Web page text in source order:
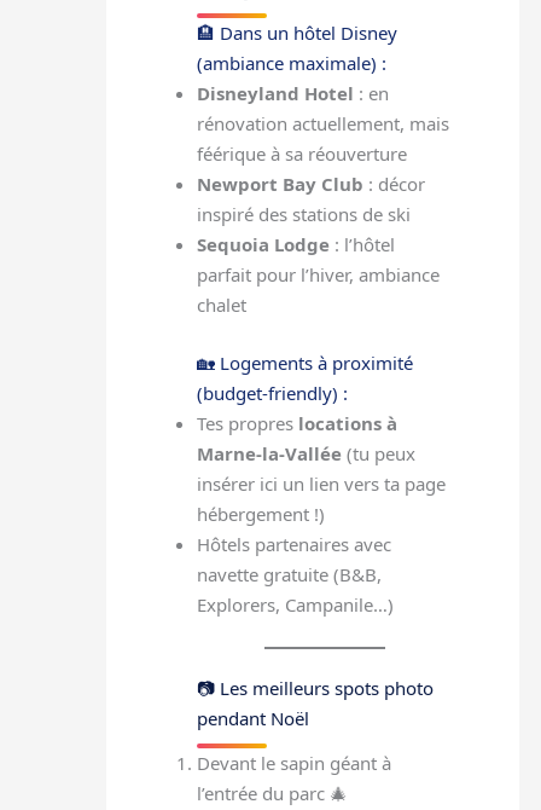
🏨 Dans un hôtel Disney
(ambiance maximale) :
Disneyland Hotel : en
rénovation actuellement, mais
féérique à sa réouverture
Newport Bay Club : décor
inspiré des stations de ski
Sequoia Lodge : l’hôtel
parfait pour l’hiver, ambiance
chalet
🏡 Logements à proximité
(budget-friendly) :
Tes propres locations à
Marne-la-Vallée (tu peux
insérer ici un lien vers ta page
hébergement !)
Hôtels partenaires avec
navette gratuite (B&B,
Explorers, Campanile…)
📷 Les meilleurs spots photo
pendant Noël
Devant le sapin géant à
l’entrée du parc 🎄